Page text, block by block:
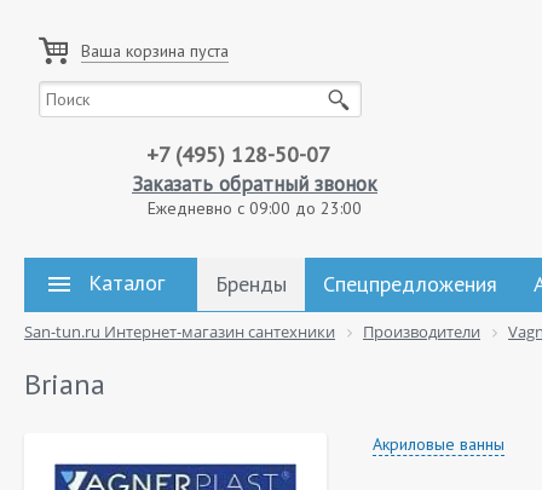
Ваша корзина пуста
+7 (495) 128-50-07
Заказать обратный звонок
Ежедневно с 09:00 до 23:00
Каталог Бренды Спецпредложения
San-tun.ru Интернет-магазин сантехники Производители
Briana
Акриловые ванны